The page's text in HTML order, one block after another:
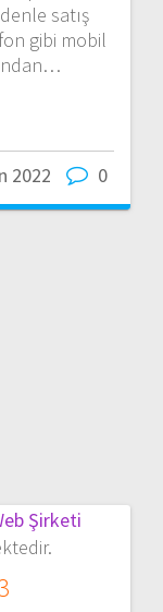
satış
gibi mobil
2022 0
Şirketi